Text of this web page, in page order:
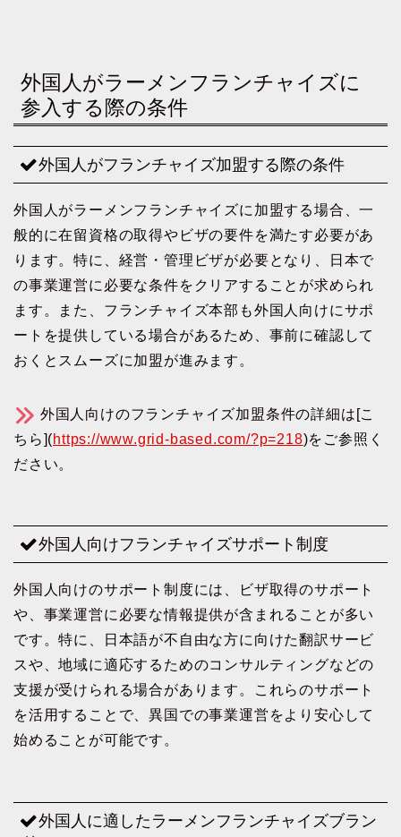
外国人がラーメンフランチャイズに
参入する際の条件
外国人がフランチャイズ加盟する際の条件
外国人がラーメンフランチャイズに加盟する場合、一
般的に在留資格の取得やビザの要件を満たす必要があ
ります。特に、経営・管理ビザが必要となり、日本で
の事業運営に必要な条件をクリアすることが求められ
ます。また、フランチャイズ本部も外国人向けにサポ
ートを提供している場合があるため、事前に確認して
おくとスムーズに加盟が進みます。
外国人向けのフランチャイズ加盟条件の詳細は[こ
ちら](https://www.grid-based.com/?p=218)をご参照く
ださい。
外国人向けフランチャイズサポート制度
外国人向けのサポート制度には、ビザ取得のサポート
や、事業運営に必要な情報提供が含まれることが多い
です。特に、日本語が不自由な方に向けた翻訳サービ
スや、地域に適応するためのコンサルティングなどの
支援が受けられる場合があります。これらのサポート
を活用することで、異国での事業運営をより安心して
始めることが可能です。
外国人に適したラーメンフランチャイズブラン